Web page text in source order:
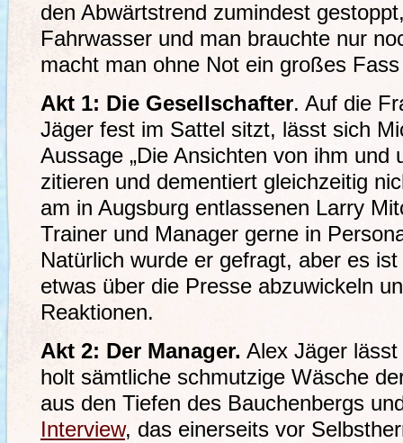
den Abwärtstrend zumindest
Fahrwasser und man brauchte nur
macht man ohne Not ein großes
Akt 1: Die Gesellschafter. Auf die
Jäger fest im Sattel sitzt, lässt sich
Aussage „Die Ansichten von ihm und
zitieren und dementiert gleichzeitig
am in Augsburg entlassenen Larry
Trainer und Manager gerne in
Natürlich wurde er gefragt, aber es
etwas über die Presse abzuwickeln
Reaktionen.
Akt 2: Der Manager. Alex Jäger
holt sämtliche schmutzige Wäsche
aus den Tiefen des Bauchenbergs
Interview, das einerseits vor